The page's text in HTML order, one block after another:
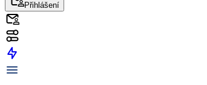
Přihlášení